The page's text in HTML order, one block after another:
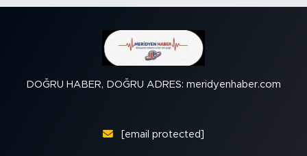
DOĞRU HABER, DOĞRU ADRES: meridyenhaber.com
[email protected]